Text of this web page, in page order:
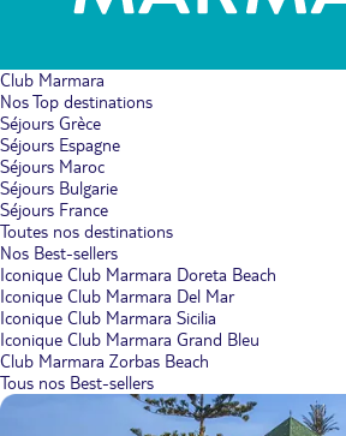
Club Marmara
Nos Top destinations
Séjours Grèce
Séjours Espagne
Séjours Maroc
Séjours Bulgarie
Séjours France
Toutes nos destinations
Nos Best-sellers
Iconique Club Marmara Doreta Beach
Iconique Club Marmara Del Mar
Iconique Club Marmara Sicilia
Iconique Club Marmara Grand Bleu
Club Marmara Zorbas Beach
Tous nos Best-sellers